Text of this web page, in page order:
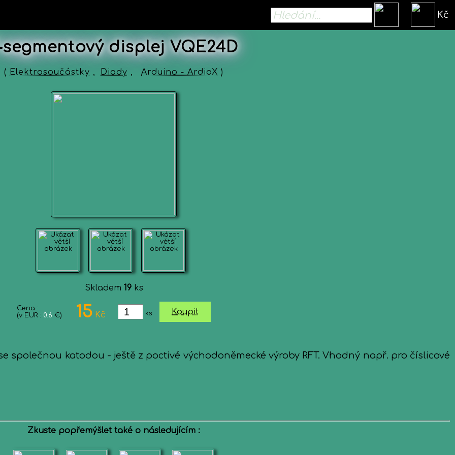
Kč
segmentový displej VQE24D
( Elektrosoučástky , Diody , Arduino - ArdioX )
Skladem 19ks
Cena :
(v EUR : 0.6 €) 15 Kč ks Koupit
společnou katodou - ještě z poctivé východoněmecké výroby RFT. Vhodný např. pro číslicové
Zkuste popřemýšlet také o následujícím :